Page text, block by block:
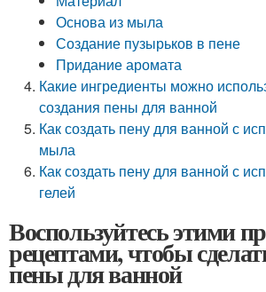
Основа из мыла
Создание пузырьков в пене
Придание аромата
Какие ингредиенты можно
создания пены для ванной
Как создать пену для ванной с
мыла
Как создать пену для ванной с
гелей
Воспользуйтесь этими
рецептами, чтобы
пены для ванной